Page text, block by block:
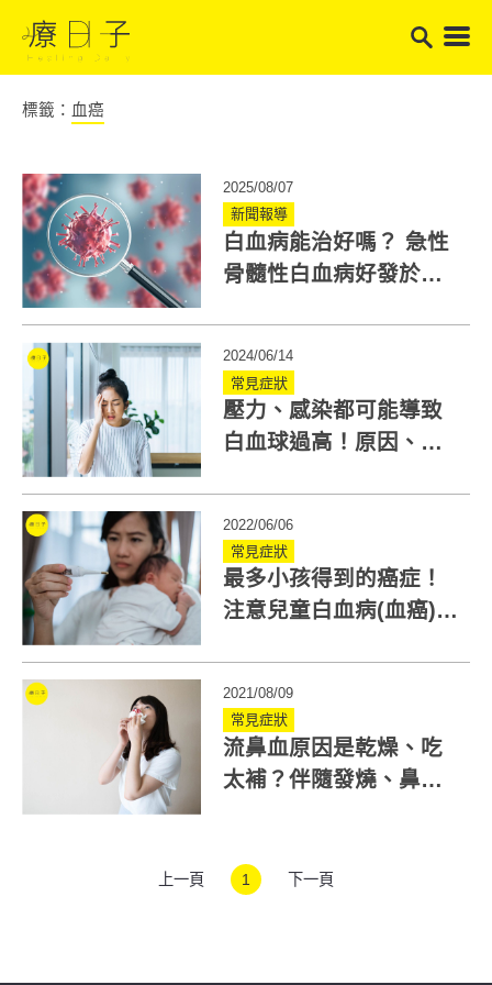
標籤： 血癌
2025/08/07
新聞報導
白血病能治好嗎？ 急性
骨髓性白血病好發於長
2024/06/14
常見症狀
壓力、感染都可能導致
白血球過高！原因、症
2022/06/06
常見症狀
最多小孩得到的癌症！
注意兒童白血病(血癌)5
2021/08/09
常見症狀
流鼻血原因是乾燥、吃
太補？伴隨發燒、鼻
上一頁 1 下一頁